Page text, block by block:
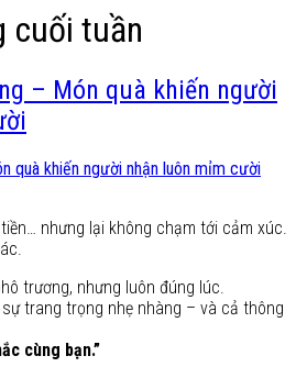
cuối tuần
– Món quà khiến người
nhưng lại không chạm tới cảm xúc.
trương, nhưng luôn đúng lúc.
trang trọng nhẹ nhàng – và cả thông
cùng bạn.”